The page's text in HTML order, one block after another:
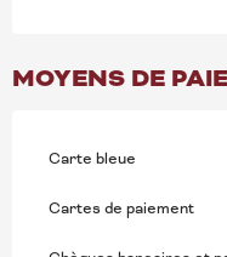
MOYENS DE
Carte bleue
Cartes de paiement